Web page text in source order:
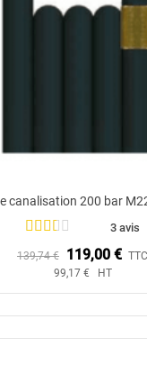
canalisation 200 bar
3 avis
139,74 € 119,00 € TTC
99,17 € HT